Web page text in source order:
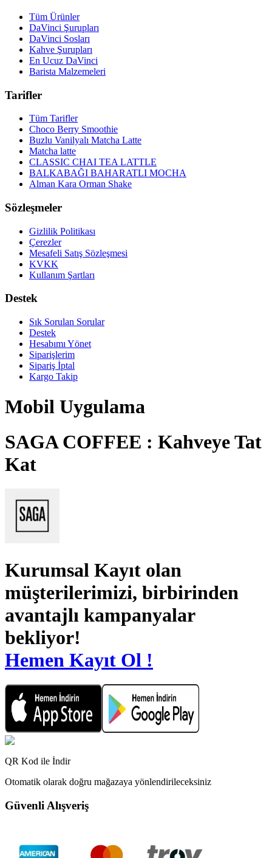
Tüm Ürünler
DaVinci Şurupları
DaVinci Sosları
Kahve Şurupları
En Ucuz DaVinci
Barista Malzemeleri
Tarifler
Tüm Tarifler
Choco Berry Smoothie
Buzlu Vanilyalı Matcha Latte
Matcha latte
CLASSIC CHAI TEA LATTLE
BALKABAĞI BAHARATLI MOCHA
Alman Kara Orman Shake
Sözleşmeler
Gizlilik Politikası
Çerezler
Mesafeli Satış Sözleşmesi
KVKK
Kullanım Şartları
Destek
Sık Sorulan Sorular
Destek
Hesabımı Yönet
Siparişlerim
Sipariş İptal
Kargo Takip
Mobil Uygulama
SAGA COFFEE : Kahveye Tat
Kat
Kurumsal Kayıt olan
müşterilerimizi, birbirinden
avantajlı kampanyalar
bekliyor!
Hemen Kayıt Ol !
QR Kod ile İndir
Otomatik olarak doğru mağazaya yönlendirileceksiniz
Güvenli Alışveriş